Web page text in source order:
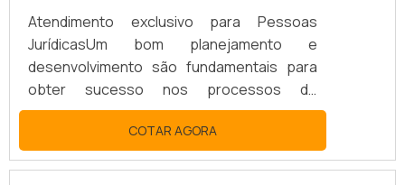
Atendimento exclusivo para Pessoas
JurídicasUm bom planejamento e
desenvolvimento são fundamentais para
obter sucesso nos processos de
instalações elétricas. O projeto de
instalação é comumente realizado no início
de uma obra, levando em conta as
COTAR AGORA